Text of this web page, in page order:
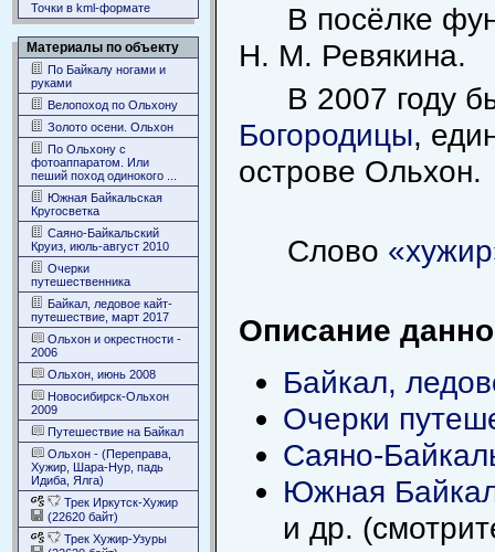
Точки в kml-формате
Материалы по объекту
По Байкалу ногами и
руками
Велопоход по Ольхону
Золото осени. Ольхон
По Ольхону с
фотоаппаратом. Или
пеший поход одинокого ...
Южная Байкальская
Кругосветка
Саяно-Байкальский
Круиз, июль-август 2010
Очерки
путешественника
Байкал, ледовое кайт-
путешествие, март 2017
Ольхон и окрестности -
2006
Ольхон, июнь 2008
Новосибирск-Ольхон
2009
Путешествие на Байкал
Ольхон - (Переправа,
Хужир, Шара-Нур, падь
Идиба, Ялга)
Трек Иркутск-Хужир
(22620 байт)
Трек Хужир-Узуры
В посёлке
Н. M. Ревякина.
В 2007 году
Богородицы,
острове Ольхон.
Слово
Описание
Байкал,
Очерки
Саяно-
Южная
и др.